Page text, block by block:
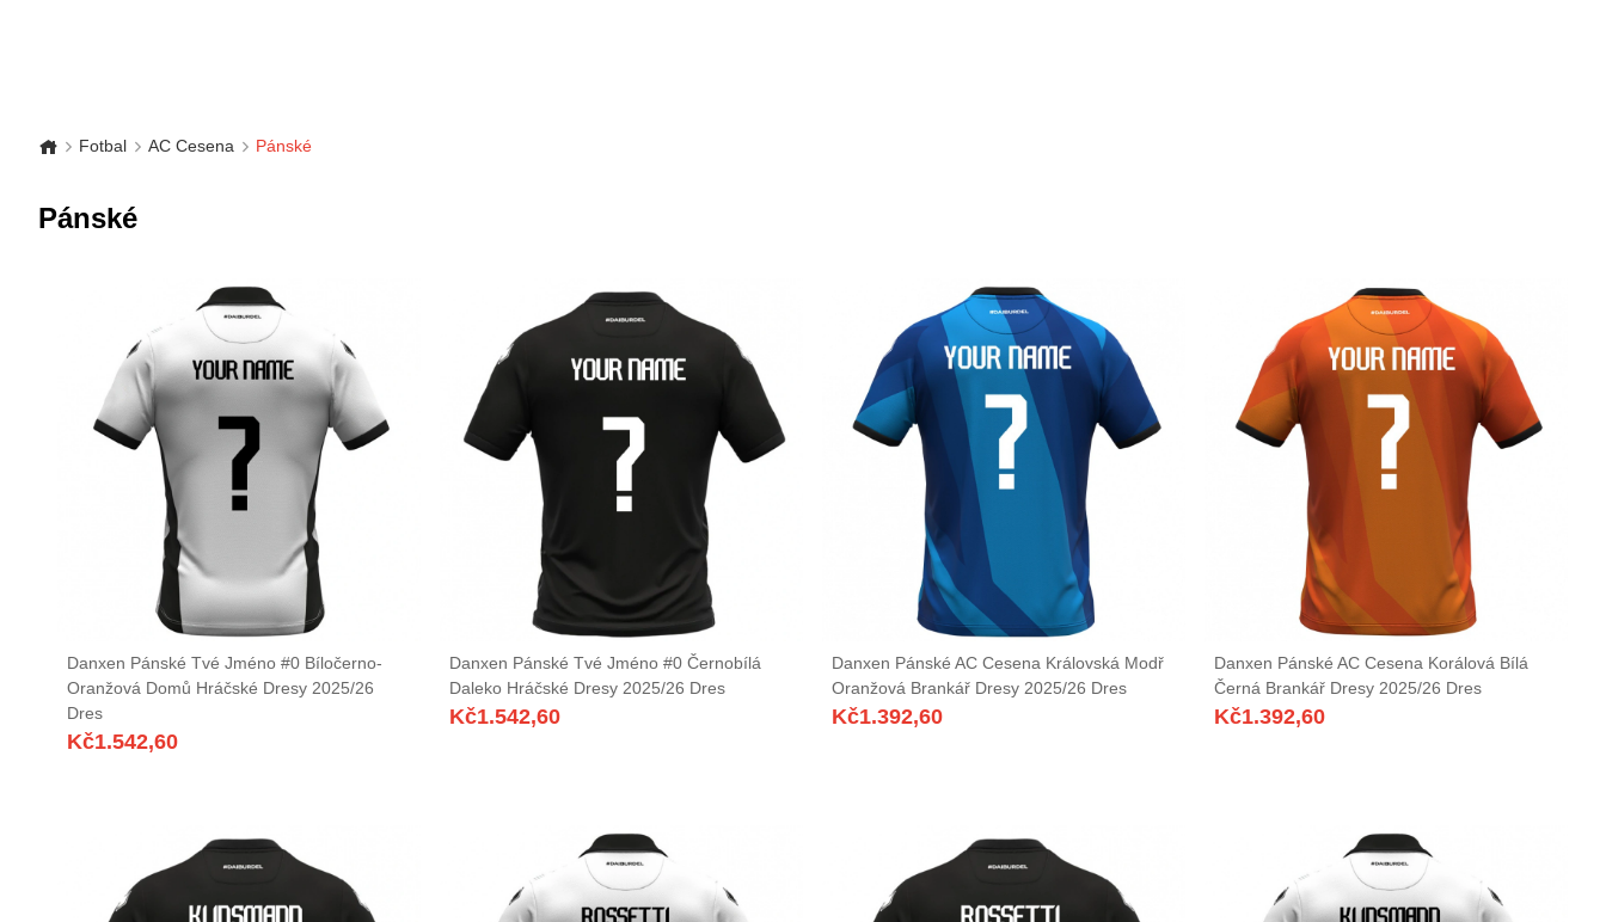
Fotbal AC Cesena Pánské
Pánské
Danxen Pánské Tvé Jméno #0 Bíločerno-
Oranžová Domů Hráčské Dresy 2025/26
Dres
Kč1.542,60
Danxen Pánské Tvé Jméno #0 Černobílá
Daleko Hráčské Dresy 2025/26 Dres
Kč1.542,60
Danxen Pánské AC Cesena Královská Modř
Oranžová Brankář Dresy 2025/26 Dres
Kč1.392,60
Danxen Pánské AC Cesena Korálová Bílá
Černá Brankář Dresy 2025/26 Dres
Kč1.392,60